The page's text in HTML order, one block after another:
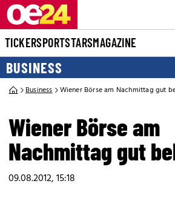
TICKERSPORTSTARSMAGAZINE
BUSINESS
Business Wiener Börse am Nachmittag gut
Wiener Börse am
Nachmittag gut
09.08.2012, 15:18